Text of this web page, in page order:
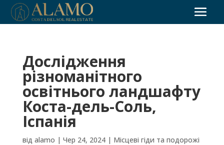
Дослідження
різноманітного
освітнього ландшафту
Коста-дель-Соль,
Іспанія
від alamo | Чер 24, 2024| Місцеві гіди та подорожі